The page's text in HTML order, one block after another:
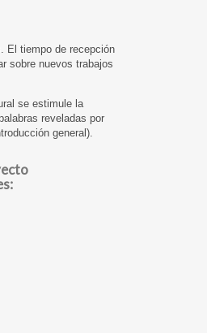
El tiempo de recepción
sobre nuevos trabajos
se estimule la
reveladas por
general).